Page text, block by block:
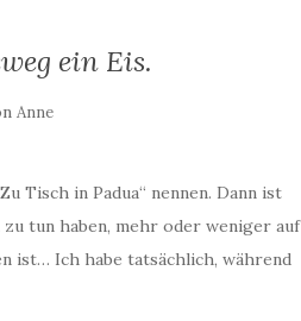
ein Eis.
Anne
Tisch in Padua“ nennen. Dann ist
tun haben, mehr oder weniger auf
ist… Ich habe tatsächlich, während